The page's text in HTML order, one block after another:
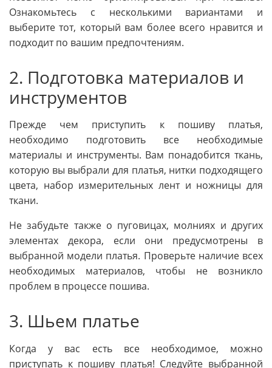
Ознакомьтесь с несколькими вариантами и
выберите тот, который вам более всего нравится и
подходит по вашим предпочтениям.
2. Подготовка материалов и
инструментов
Прежде чем приступить к пошиву платья,
необходимо подготовить все необходимые
материалы и инструменты. Вам понадобится ткань,
которую вы выбрали для платья, нитки подходящего
цвета, набор измерительных лент и ножницы для
ткани.
Не забудьте также о пуговицах, молниях и других
элементах декора, если они предусмотрены в
выбранной модели платья. Проверьте наличие всех
необходимых материалов, чтобы не возникло
проблем в процессе пошива.
3. Шьем платье
Когда у вас есть все необходимое, можно
приступать к пошиву платья! Следуйте выбранной